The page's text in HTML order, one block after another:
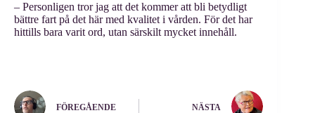
– Personligen tror jag att det kommer att bli betydligt
bättre fart på det här med kvalitet i vården. För det har
hittills bara varit ord, utan särskilt mycket innehåll.
FÖREGÅENDE NÄSTA